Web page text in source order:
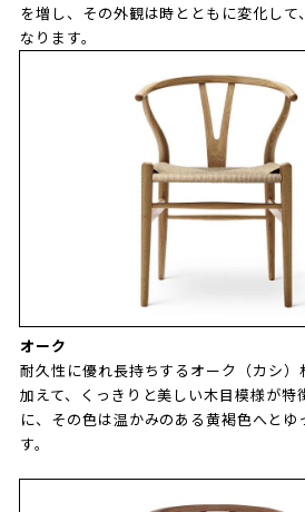
を増し、その外観は時とともに変化して
なります。
オーク
耐久性に優れ長持ちするオーク（カシ
加えて、くっきりと美しい木目模様が特
に、その色は温かみのある黄褐色へとゆ
す。